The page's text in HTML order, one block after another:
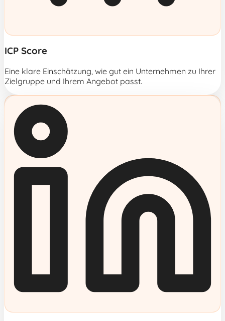
ICP Score
Eine klare Einschätzung, wie gut ein Unternehmen zu Ihrer
Zielgruppe und Ihrem Angebot passt.